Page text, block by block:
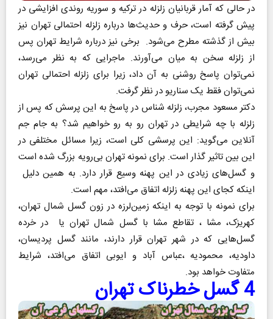
در حالی که آمار قربانیان زلزله در ترکیه و سوریه روندی افزایشی در
پیش گرفته است، حرف و حدیث‌ها درباره زلزله احتمالی تهران نیز
بیش از گذشته مطرح می‌شود. برخی نیز درباره شرایط تهران پس
از زلزله سخن به میان می‌آورند. ماجرایی که به نظر می‌رسد،
نمی‌توان پاسخ روشنی به آن داد، زیرا برای زلزله احتمالی تهران
نمی‌توان فقط یک سناریو در نظر گرفت.
دکتر مسعود مجرب، زلزله شناس در پاسخ به این پرسش که پس از
زلزله ‌‌با چه شرایطی در تهران رو به رو خواهیم شد؟ به جام جم
آنلاین می‌گوید: این پرسشی کلی است، زیرا ‌مسائل مختلفی در
این بین تاثیر گذار است.‌ برای نمونه تهران بی‌رویه بزرگ شده است
و گسل‌های زیادی در این پهنه وسیع قرار دارد. به همین دلیل ‌
اینکه کجای این پهنه زلزله اتفاق می‌افتد، مهم است.
برای نمونه با توجه به اینکه زمین‌لرزه در زون گسل شمال تهران،
‌کهریزک، مشا ، تقاطع مشا با گسل شمال تهران یا در خرده
گسل‌هایی که در شهر تهران قرار دارند، مانند گسل پردیسان،
داودیه، محمودیه ،عباس آباد و ایوبی اتفاق می‌افتد، شرایط
متفاوت خواهد بود.
4 گسل خطرناک تهران